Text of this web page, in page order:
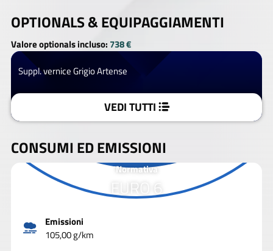
OPTIONALS &EQUIPAGGIAMENTI
Valore optionals incluso: 738 €
Suppl. vernice Grigio Artense
VEDI TUTTI
CONSUMI ED EMISSIONI
Normativa
EURO 6
Emissioni
105,00 g/km